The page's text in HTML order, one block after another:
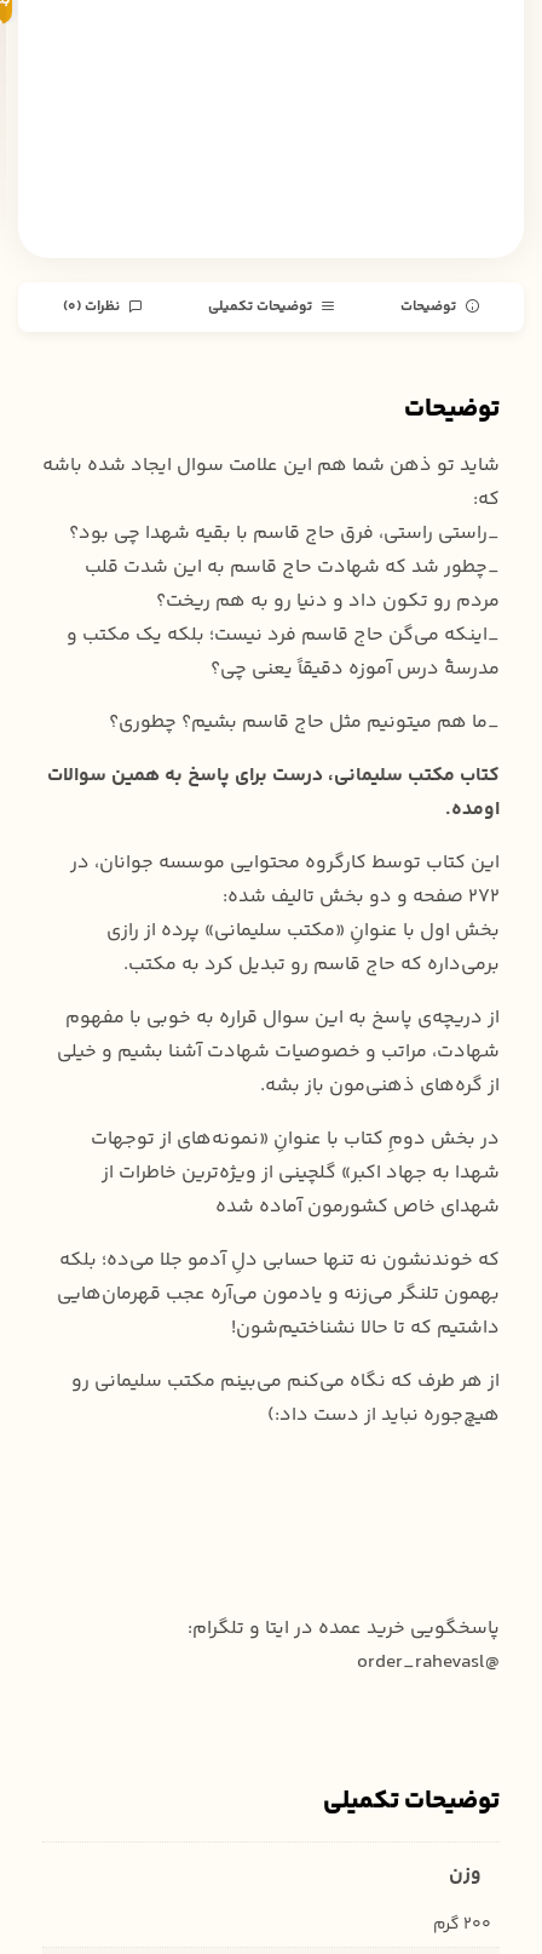
توضیحات توضیحات تکمیلی نظرات (0)
توضیحات
شاید تو ذهن شما هم این علامت سوال ایجاد شده باشه
که:
_راستی راستی، فرق حاج قاسم با بقیه شهدا چی بود؟
_چطور شد که شهادت حاج قاسم به این شدت قلب‌
مردم رو تکون داد و دنیا رو به هم ریخت؟
_اینکه می‌گن حاج قاسم فرد نیست؛ بلکه یک مکتب و
مدرسهٔ درس آموزه دقیقاً یعنی چی؟
_ما هم میتونیم مثل حاج قاسم بشیم؟ چطوری؟
کتاب مکتب سلیمانی، درست برای پاسخ به همین سوالات
اومده.
این کتاب توسط کارگروه محتوایی موسسه جوانان، در
۲۷۲ صفحه و دو بخش تالیف شده:
بخش اول با عنوانِ «مکتب سلیمانی» پرده از رازی
برمی‌داره که حاج قاسم رو تبدیل کرد به مکتب.
از دریچه‌ی پاسخ به این سوال قراره به خوبی با مفهوم
شهادت، مراتب و خصوصیات شهادت آشنا بشیم و خیلی
از گره‌های ذهنی‌مون باز بشه.
در بخش دومِ کتاب با عنوانِ «نمونه‌های از توجهات
شهدا به جهاد اکبر» گلچینی از ویژه‌ترین خاطرات از
شهدای خاص کشورمون آماده شده
که خوندنشون نه تنها حسابی دلِ آدمو جلا می‌ده؛ بلکه
بهمون تلنگر می‌زنه و یادمون می‌آره عجب قهرمان‌هایی
داشتیم که تا حالا نشناختیم‌شون!
از هر طرف که نگاه می‌کنم می‌بینم مکتب سلیمانی رو
هیچ‌جوره نباید از دست داد:)
پاسخگویی خرید عمده در ایتا و تلگرام:
@order_rahevasl
توضیحات تکمیلی
وزن
200 گرم